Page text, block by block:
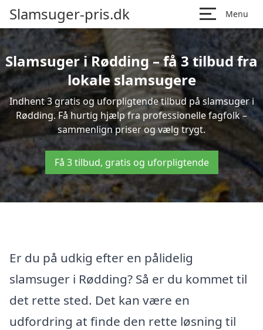
Slamsuger-pris.dk Menu
Slamsuger i Rødding – få 3 tilbud fra
lokale slamsugere
Indhent 3 gratis og uforpligtende tilbud på slamsuger i
Rødding. Få hurtig hjælp fra professionelle fagfolk –
sammenlign priser og vælg trygt.
Få 3 tilbud, gratis og uforpligtende
Er du på udkig efter en pålidelig
slamsuger i Rødding? Så er du kommet til
det rette sted. Det kan være en
udfordring at finde den rette løsning til